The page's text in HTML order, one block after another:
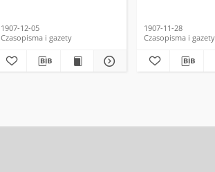
1907-12-05
Czasopisma i gazety
1907-11-28
Czasopisma i gazety